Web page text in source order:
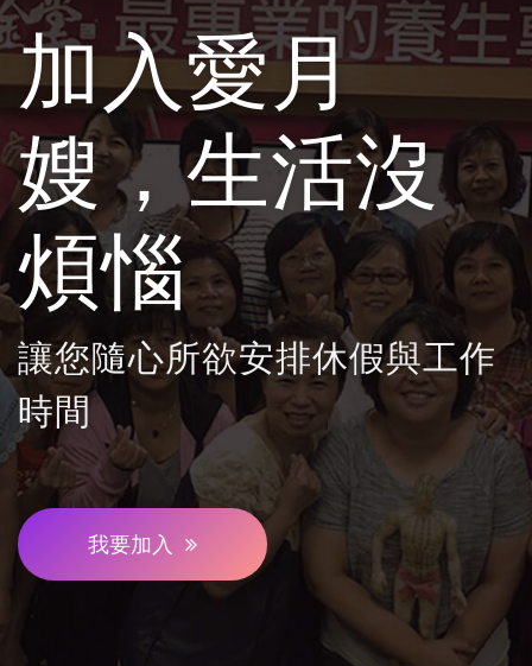
加入愛月
嫂，生活沒
煩惱
讓您隨心所欲安排休假與工作
時間
我要加入